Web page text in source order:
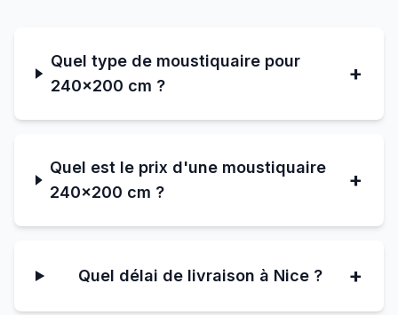
Quel type de moustiquaire pour
240×200 cm ?
+
Quel est le prix d'une moustiquaire
240×200 cm ?
+
Quel délai de livraison à Nice ? +